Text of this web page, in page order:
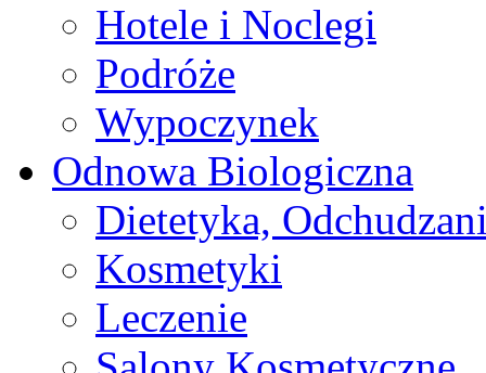
Hotele i Noclegi
Podróże
Wypoczynek
Odnowa Biologiczna
Dietetyka,
Kosmetyki
Leczenie